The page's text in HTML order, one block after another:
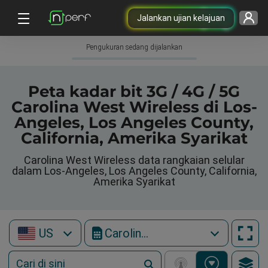
Jalankan ujian kelajuan
Pengukuran sedang dijalankan
Peta kadar bit 3G / 4G / 5G
Carolina West Wireless di Los-
Angeles, Los Angeles County,
California, Amerika Syarikat
Carolina West Wireless data rangkaian selular
dalam Los-Angeles, Los Angeles County, California,
Amerika Syarikat
US Carolina West Wireless